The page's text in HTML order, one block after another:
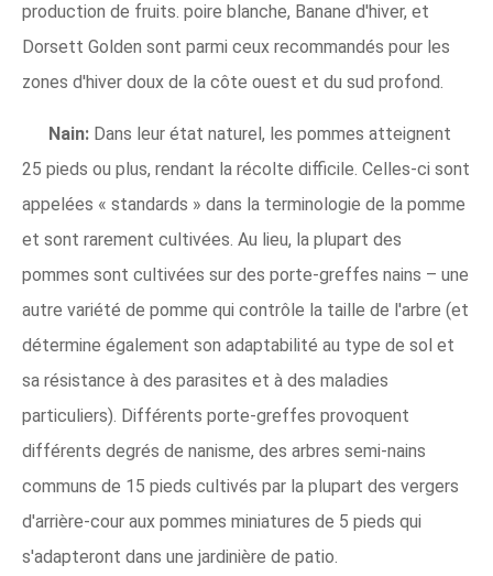
production de fruits. poire blanche, Banane d'hiver, et
Dorsett Golden sont parmi ceux recommandés pour les
zones d'hiver doux de la côte ouest et du sud profond.
Nain: Dans leur état naturel, les pommes atteignent
25 pieds ou plus, rendant la récolte difficile. Celles-ci sont
appelées « standards » dans la terminologie de la pomme
et sont rarement cultivées. Au lieu, la plupart des
pommes sont cultivées sur des porte-greffes nains – une
autre variété de pomme qui contrôle la taille de l'arbre (et
détermine également son adaptabilité au type de sol et
sa résistance à des parasites et à des maladies
particuliers). Différents porte-greffes provoquent
différents degrés de nanisme, des arbres semi-nains
communs de 15 pieds cultivés par la plupart des vergers
d'arrière-cour aux pommes miniatures de 5 pieds qui
s'adapteront dans une jardinière de patio.